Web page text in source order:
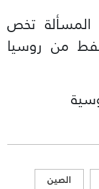
تخص
من روسيا
الصين